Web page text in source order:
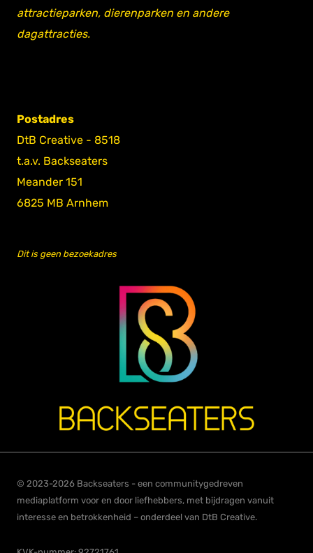
attractieparken, dierenparken en andere
dagattracties.
Postadres
DtB Creative - 8518
t.a.v. Backseaters
Meander 151
6825 MB Arnhem
Dit is geen bezoekadres
© 2023-2026 Backseaters - een communitygedreven
mediaplatform voor en door liefhebbers, met bijdragen vanuit
interesse en betrokkenheid – onderdeel van DtB Creative.